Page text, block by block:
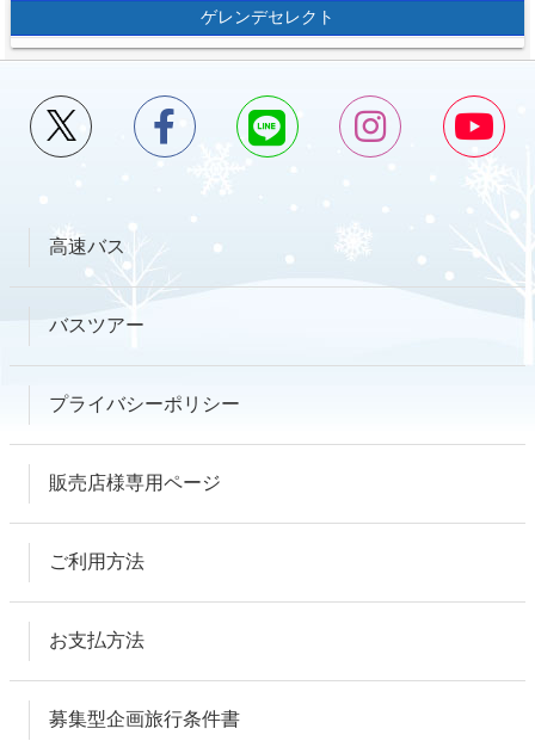
ゲレンデセレクト
高速バス
バスツアー
プライバシーポリシー
販売店様専用ページ
ご利用方法
お支払方法
募集型企画旅行条件書